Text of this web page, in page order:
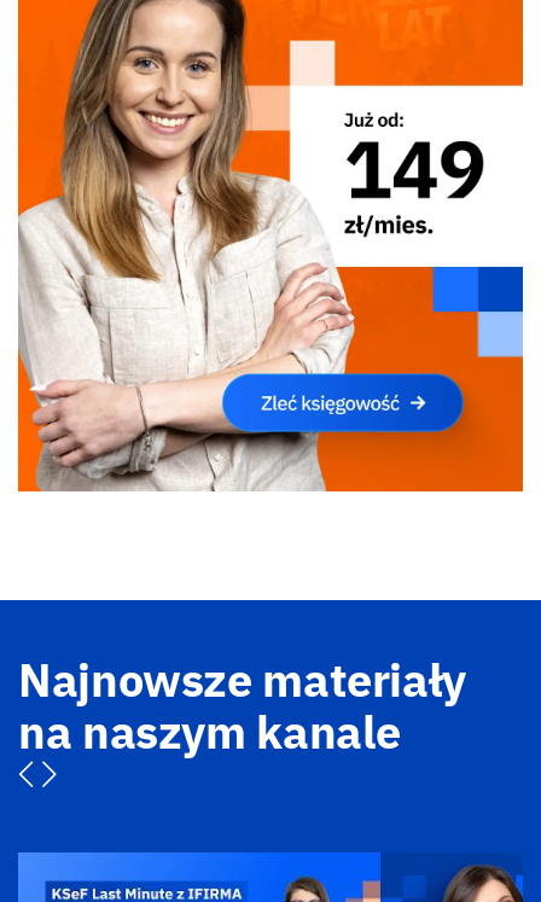
Najnowsze materiały
na naszym kanale